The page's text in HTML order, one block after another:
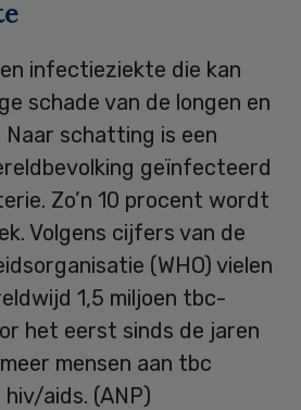
infectieziekte die kan
schade van de longen en
Naar schatting is een
geïnfecteerd
Zo’n 10 procent wordt
Volgens cijfers van de
(WHO) vielen
1,5 miljoen tbc-
het eerst sinds de jaren
mensen aan tbc
aids. (ANP)